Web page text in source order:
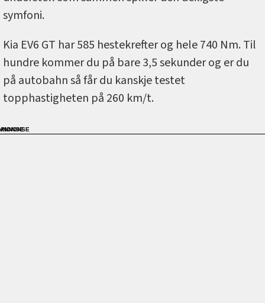
symfoni.
Kia EV6 GT har 585 hestekrefter og hele 740 Nm. Til
hundre kommer du på bare 3,5 sekunder og er du
på autobahn så får du kanskje testet
topphastigheten på 260 km/t.